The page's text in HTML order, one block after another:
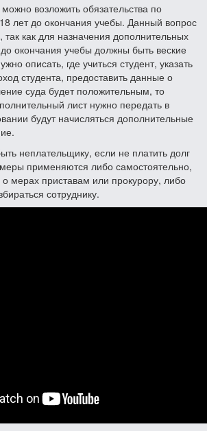
возложить обязательства по
лет до окончания учебы. Данный вопрос
так как для назначения дополнительных
окончания учебы должны быть веские
описать, где учиться студент, указать
студента, предоставить данные о
суда будет положительным, то
лист нужно передать в
будут начисляться дополнительные
неплательщику, если не платить долг
применяются либо самостоятельно,
мерах приставам или прокурору, либо
сотруднику.